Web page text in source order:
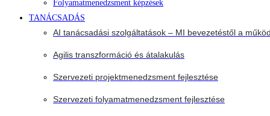
Folyamatmenedzsment képzések
TANÁCSADÁS
AI tanácsadási szolgáltatások – MI bevezetéstől a
Agilis transzformáció és átalakulás
Szervezeti projektmenedzsment fejlesztése
Szervezeti folyamatmenedzsment fejlesztése